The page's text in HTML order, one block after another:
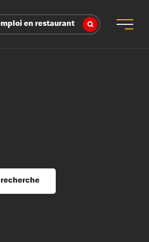
en restaurant
recherche